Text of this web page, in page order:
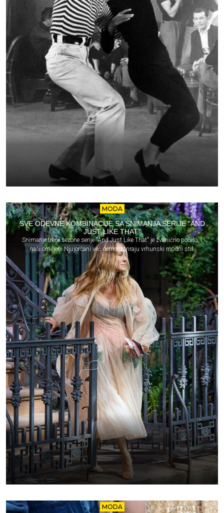
MODA
SVE ODEVNE KOMBINACIJE SA SNIMANJA SERIJE “AND
JUST LIKE THAT”
Snimanje treće sezone serije "And Just Like That" je zvanično počelo, i
naši omiljeni Njujorčani već demonstriraju vrhunski modni stil.
MODA